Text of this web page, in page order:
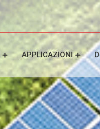
APPLICAZIONI